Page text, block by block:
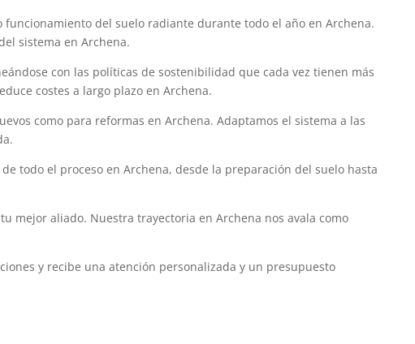
del suelo radiante durante todo el año en Archena.
sistema en Archena.
con las políticas de sostenibilidad que cada vez tienen más
costes a largo plazo en Archena.
como para reformas en Archena. Adaptamos el sistema a las
todo el proceso en Archena, desde la preparación del suelo hasta
mejor aliado. Nuestra trayectoria en Archena nos avala como
y recibe una atención personalizada y un presupuesto